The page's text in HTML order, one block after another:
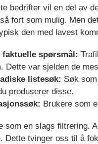
bedrifter vil en del av
fort som mulig. Men
den med lavest
faktuelle spørsmål:
Dette var sjelden de
listesøk: Søk
produserer disse.
Brukere som
som en slags filtrering.
Dette tvinger oss til å